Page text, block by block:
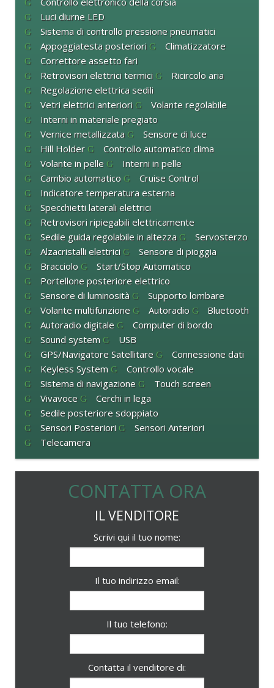
Luci diurne LED
Sistema di controllo pressione pneumatici
Appoggiatesta posteriori
Climatizzatore
Correttore assetto fari
Retrovisori elettrici termici
Ricircolo aria
Regolazione elettrica sedili
Vetri elettrici anteriori
Volante regolabile
Interni in materiale pregiato
Vernice metallizzata
Sensore di luce
Hill Holder
Controllo automatico clima
Volante in pelle
Interni in pelle
Cambio automatico
Cruise Control
Indicatore temperatura esterna
Specchietti laterali elettrici
Retrovisori ripiegabili elettricamente
Sedile guida regolabile in altezza
Servosterzo
Alzacristalli elettrici
Sensore di pioggia
Bracciolo
Start/Stop Automatico
Portellone posteriore elettrico
Sensore di luminosità
Supporto lombare
Volante multifunzione
Autoradio
Bluetooth
Autoradio digitale
Computer di bordo
Sound system
USB
GPS/Navigatore Satellitare
Connessione dati
Keyless System
Controllo vocale
Sistema di navigazione
Touch screen
Vivavoce
Cerchi in lega
Sedile posteriore sdoppiato
Sensori Posteriori
Sensori Anteriori
Telecamera
CONTATTA ORA
IL VENDITORE
Scrivi qui il tuo nome:
Il tuo indirizzo email:
Il tuo telefono:
Contatta il venditore di: